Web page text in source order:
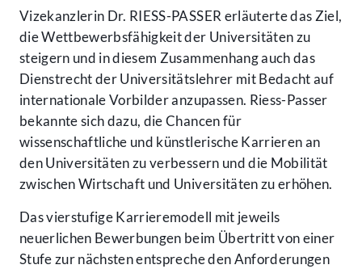
Vizekanzlerin Dr. RIESS-PASSER erläuterte das Ziel,
die Wettbewerbsfähigkeit der Universitäten zu
steigern und in diesem Zusammenhang auch das
Dienstrecht der Universitätslehrer mit Bedacht auf
internationale Vorbilder anzupassen. Riess-Passer
bekannte sich dazu, die Chancen für
wissenschaftliche und künstlerische Karrieren an
den Universitäten zu verbessern und die Mobilität
zwischen Wirtschaft und Universitäten zu erhöhen.
Das vierstufige Karrieremodell mit jeweils
neuerlichen Bewerbungen beim Übertritt von einer
Stufe zur nächsten entspreche den Anforderungen